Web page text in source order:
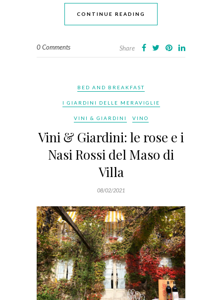
CONTINUE READING
0 Comments Share
BED AND BREAKFAST
I GIARDINI DELLE MERAVIGLIE
VINI & GIARDINI VINO
Vini & Giardini: le rose e i
Nasi Rossi del Maso di
Villa
08/02/2021